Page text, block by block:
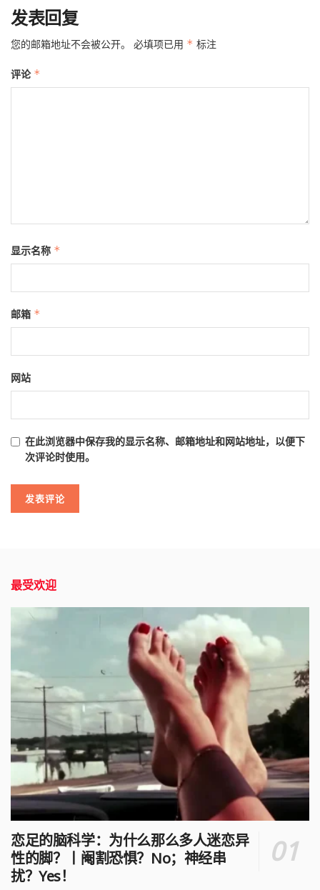
发表回复
您的邮箱地址不会被公开。 必填项已用 * 标注
评论 *
显示名称 *
邮箱 *
网站
在此浏览器中保存我的显示名称、邮箱地址和网站地址，以便下
次评论时使用。
最受欢迎
恋足的脑科学：为什么那么多人迷恋异
性的脚？丨阉割恐惧？No；神经串
扰？Yes！